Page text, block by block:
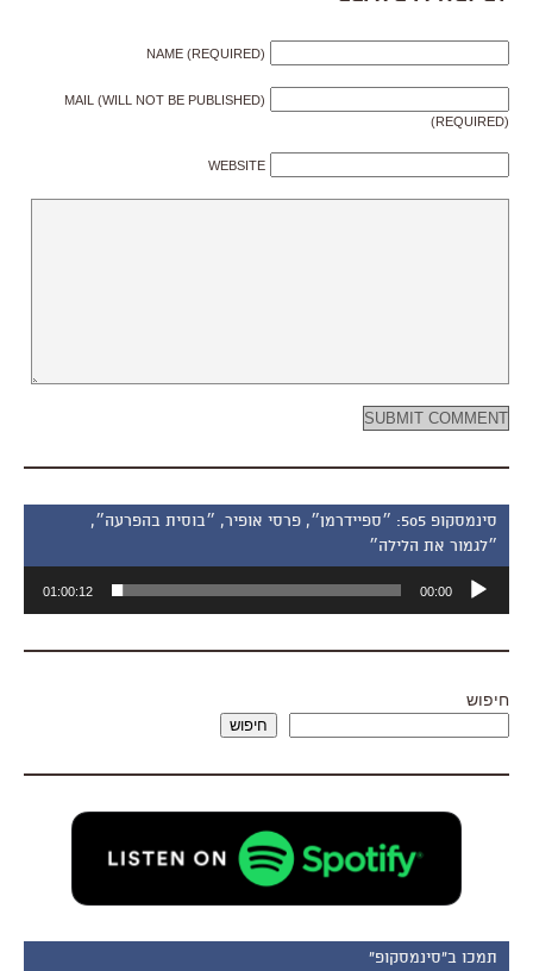
NAME (REQUIRED)
MAIL (WILL NOT BE PUBLISHED)
(REQUIRED)
WEBSITE
סינמסקופ 505: ״ספיידרמן״, פרסי אופיר, ״בוסית בהפרעה״,
״לגמור את הלילה״
אודיו
00:00
01:00:12
חיפוש
חיפוש
תמכו ב"סינמסקופ"